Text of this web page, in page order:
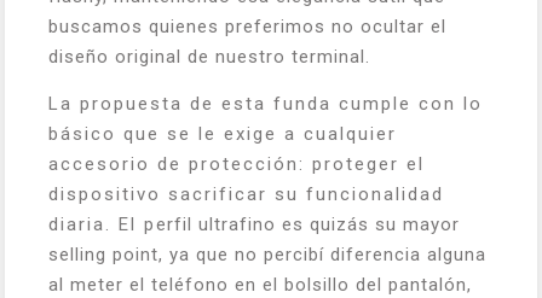
buscamos quienes preferimos no ocultar el
diseño original de nuestro terminal.
La propuesta de esta funda cumple con lo
básico que se le exige a cualquier
accesorio de protección: proteger el
dispositivo sacrificar su funcionalidad
diaria. El perfil ultrafino es quizás su mayor
selling point, ya que no percibí diferencia alguna
al meter el teléfono en el bolsillo del pantalón,